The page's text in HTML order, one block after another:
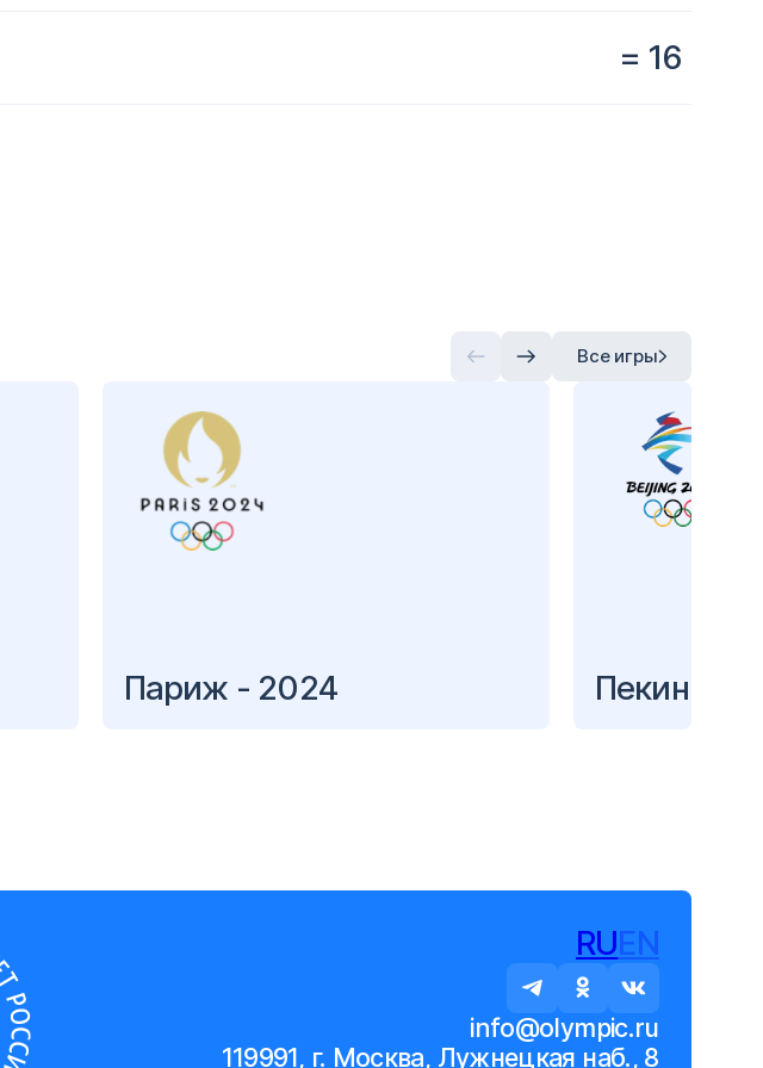
= 16
Все игры
Париж - 2024 Пекин -
RUEN
info@olympic.ru
119991, г. Москва, Лужнецкая наб., 8